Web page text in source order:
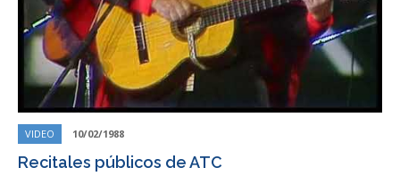
VIDEO 10/02/1988
Recitales públicos de ATC